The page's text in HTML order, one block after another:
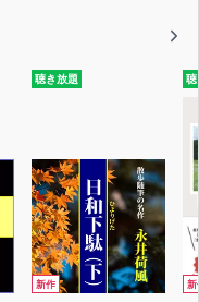
で多くの
語、使える英語を楽
やみません。
聴き放題
新作
聴
新